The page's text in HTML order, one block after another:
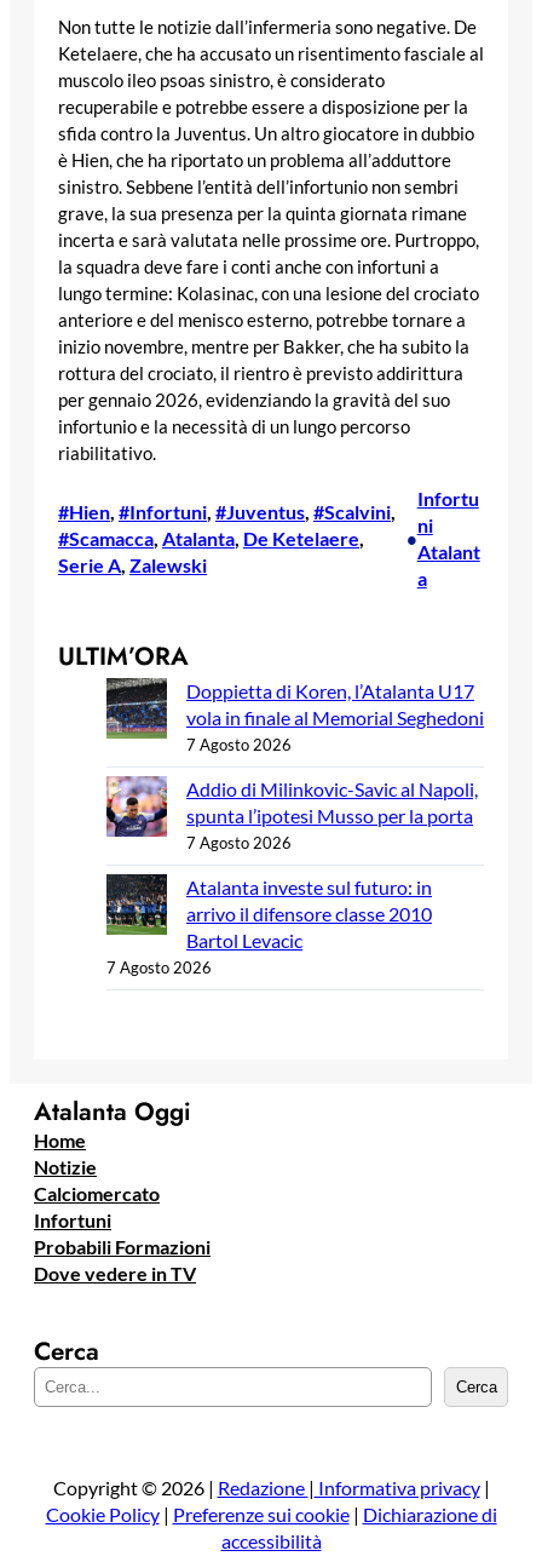
Non tutte le notizie dall’infermeria sono negative. De
Ketelaere, che ha accusato un risentimento fasciale al
muscolo ileo psoas sinistro, è considerato
recuperabile e potrebbe essere a disposizione per la
sfida contro la Juventus. Un altro giocatore in dubbio
è Hien, che ha riportato un problema all’adduttore
sinistro. Sebbene l’entità dell’infortunio non sembri
grave, la sua presenza per la quinta giornata rimane
incerta e sarà valutata nelle prossime ore. Purtroppo,
la squadra deve fare i conti anche con infortuni a
lungo termine: Kolasinac, con una lesione del crociato
anteriore e del menisco esterno, potrebbe tornare a
inizio novembre, mentre per Bakker, che ha subito la
rottura del crociato, il rientro è previsto addirittura
per gennaio 2026, evidenziando la gravità del suo
infortunio e la necessità di un lungo percorso
riabilitativo.
#Hien #Infortuni #Juventus #Scalvini
#Scamacca Atalanta De Ketelaere
Serie A Zalewski
•
Infortu
ni
Atalant
a
ULTIM’ORA
Doppietta di Koren, l’Atalanta U17
vola in finale al Memorial Seghedoni
7 Agosto 2026
Addio di Milinkovic-Savic al Napoli,
spunta l’ipotesi Musso per la porta
7 Agosto 2026
Atalanta investe sul futuro: in
arrivo il difensore classe 2010
Bartol Levacic
7 Agosto 2026
Atalanta Oggi
Home
Notizie
Calciomercato
Infortuni
Probabili Formazioni
Dove vedere in TV
Cerca
e
a
Cerca
Copyright © 2026 | Redazione | Informativa privacy|
Cookie Policy| Preferenze sui cookie| Dichiarazione di
accessibilità